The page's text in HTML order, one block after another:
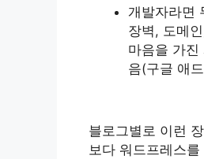
개발자라면
장벽, 도메
마음을 가
음(구글 애
블로그별로 이런
보다 워드프레스